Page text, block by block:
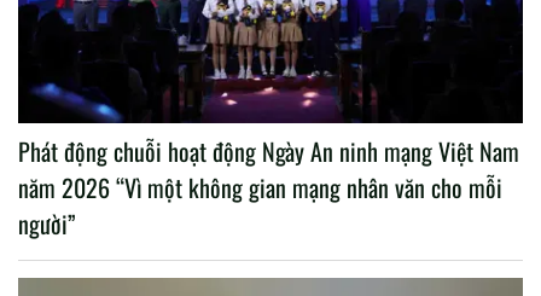
Phát động chuỗi hoạt động Ngày An ninh mạng Việt Nam
năm 2026 “Vì một không gian mạng nhân văn cho mỗi
người”